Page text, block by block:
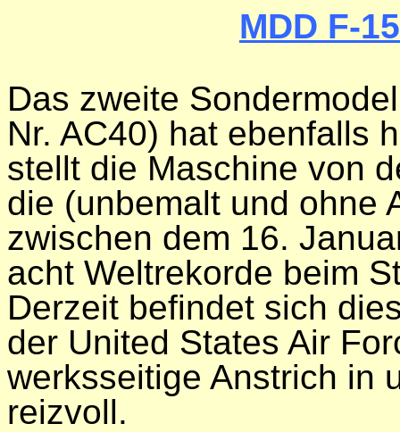
MDD F-
Das zweite
Nr. AC40) hat ebenfalls
stellt die Maschine von
die (unbemalt und ohne
zwischen dem 16.
acht Weltrekorde beim
Derzeit befindet sich
der United States Air
werksseitige Anstrich in
reizvoll.